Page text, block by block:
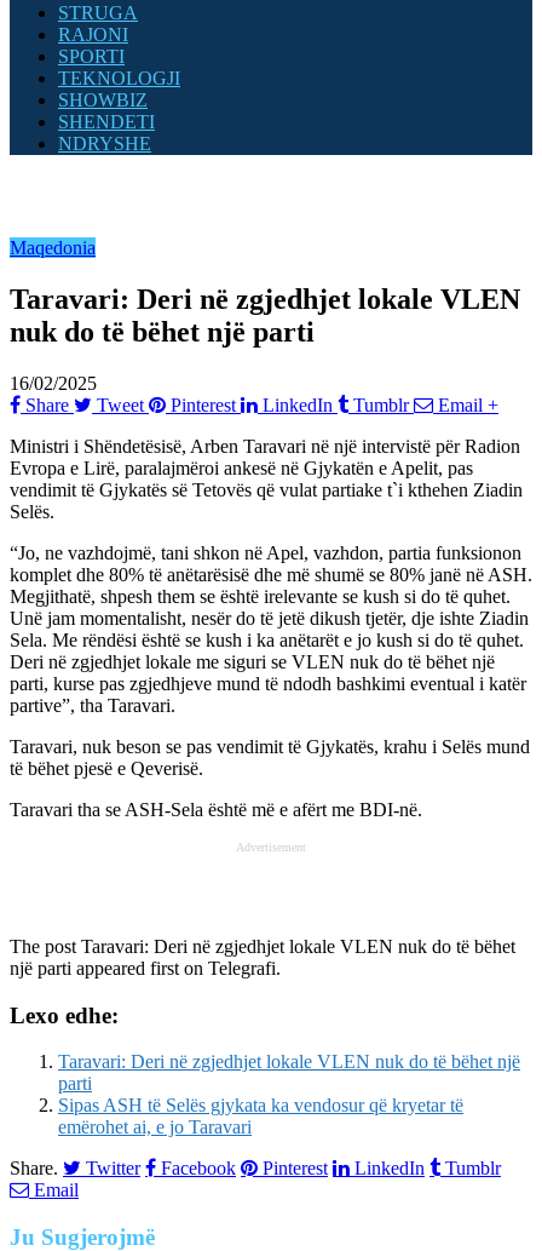
STRUGA
RAJONI
SPORTI
TEKNOLOGJI
SHOWBIZ
SHENDETI
NDRYSHE
Maqedonia
Taravari: Deri në zgjedhjet lokale VLEN
nuk do të bëhet një parti
16/02/2025
Share
Tweet Pinterest LinkedIn Tumblr Email +
Ministri i Shëndetësisë, Arben Taravari në një intervistë për Radion
Evropa e Lirë, paralajmëroi ankesë në Gjykatën e Apelit, pas
vendimit të Gjykatës së Tetovës që vulat partiake t`i kthehen Ziadin
Selës.
“Jo, ne vazhdojmë, tani shkon në Apel, vazhdon, partia funksionon
komplet dhe 80% të anëtarësisë dhe më shumë se 80% janë në ASH.
Megjithatë, shpesh them se është irelevante se kush si do të quhet.
Unë jam momentalisht, nesër do të jetë dikush tjetër, dje ishte Ziadin
Sela. Me rëndësi është se kush i ka anëtarët e jo kush si do të quhet.
Deri në zgjedhjet lokale me siguri se VLEN nuk do të bëhet një
parti, kurse pas zgjedhjeve mund të ndodh bashkimi eventual i katër
partive”, tha Taravari.
Taravari, nuk beson se pas vendimit të Gjykatës, krahu i Selës mund
të bëhet pjesë e Qeverisë.
Taravari tha se ASH-Sela është më e afërt me BDI-në.
Advertisement
The post Taravari: Deri në zgjedhjet lokale VLEN nuk do të bëhet
një parti appeared first on Telegrafi.
Lexo edhe:
Taravari: Deri në zgjedhjet lokale VLEN nuk do të bëhet një
parti
Sipas ASH të Selës gjykata ka vendosur që kryetar të
emërohet ai, e jo Taravari
Share.
Twitter Facebook Pinterest LinkedIn
Tumblr
Email
Ju Sugjerojmë